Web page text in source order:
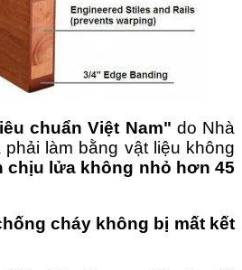
chuẩn Việt Nam" do Nhà
làm bằng vật liệu không
chịu lửa không nhỏ hơn 45
cháykhông bị mất kết